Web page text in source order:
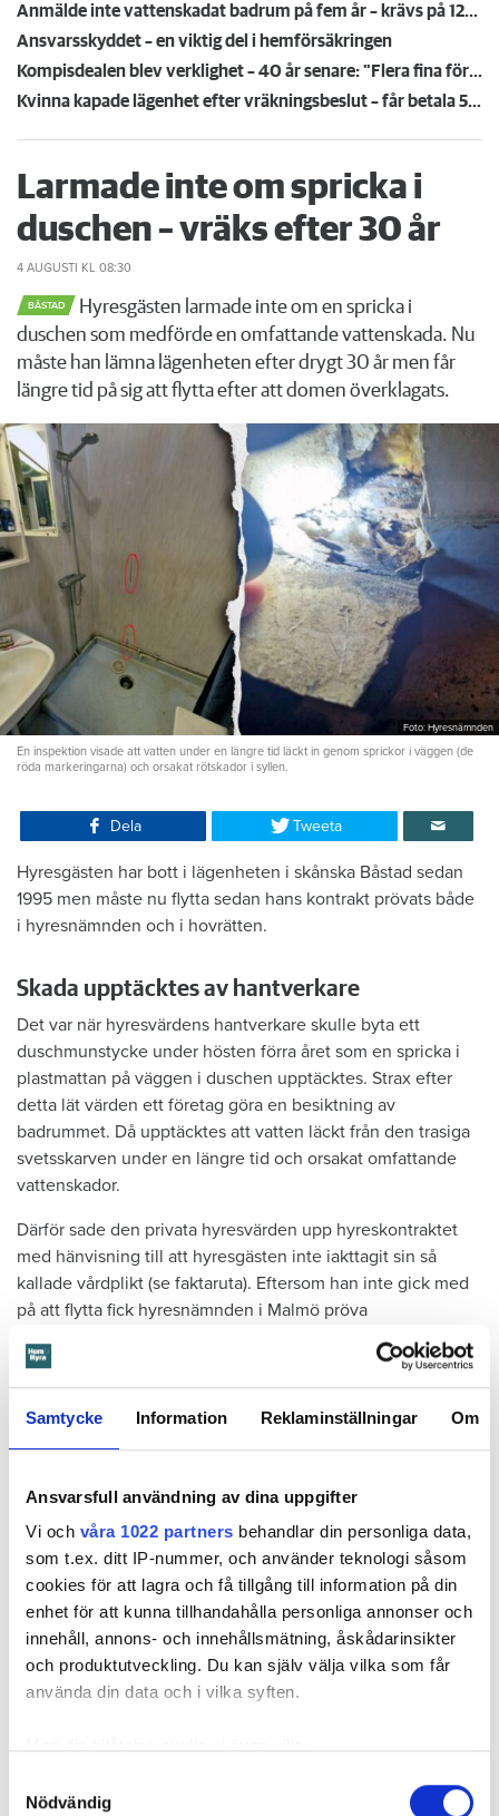
Samtycke Information Reklaminställningar Om
Ansvarsfull användning av dina uppgifter
Vi och våra 1022 partners behandlar din personliga data,
som t.ex. ditt IP-nummer, och använder teknologi såsom
cookies för att lagra och få tillgång till information på din
enhet för att kunna tillhandahålla personliga annonser och
innehåll, annons- och innehållsmätning, åskådarinsikter
och produktutveckling. Du kan själv välja vilka som får
använda din data och i vilka syften.
som kan ha en noggrannhet på upp till flera meter
Nödvändig
Anmälde inte vattenskadat badrum på fem år – krävs på 125 000 kronor
Ansvarsskyddet – en viktig del i hemförsäkringen
Kompisdealen blev verklighet – 40 år senare: "Flera fina fördelar med att dela bostad"
Kvinna kapade lägenhet efter vräkningsbeslut – får betala 50 000
Larmade inte om spricka i
duschen – vräks efter 30 år
4 AUGUSTI KL 08:30
BÅSTAD
Hyresgästen larmade inte om en spricka i
duschen som medförde en omfattande vattenskada. Nu
måste han lämna lägenheten efter drygt 30 år men får
längre tid på sig att flytta efter att domen överklagats.
Foto: Hyresnämnden
En inspektion visade att vatten under en längre tid läckt in genom sprickor i väggen (de
röda markeringarna) och orsakat rötskador i syllen.
Dela Tweeta
Hyresgästen har bott i lägenheten i skånska Båstad sedan
1995 men måste nu flytta sedan hans kontrakt prövats både
i hyresnämnden och i hovrätten.
Skada upptäcktes av hantverkare
Det var när hyresvärdens hantverkare skulle byta ett
duschmunstycke under hösten förra året som en spricka i
plastmattan på väggen i duschen upptäcktes. Strax efter
detta lät värden ett företag göra en besiktning av
badrummet. Då upptäcktes att vatten läckt från den trasiga
svetsskarven under en längre tid och orsakat omfattande
vattenskador.
Därför sade den privata hyresvärden upp hyreskontraktet
med hänvisning till att hyresgästen inte iakttagit sin så
kallade vårdplikt (se faktaruta). Eftersom han inte gick med
på att flytta fick hyresnämnden i Malmö pröva
Hyresgästen borde ha upptäckt och larmat om glipan i duschväggen, menar
Hyresgästen själv menar att hyresvärden under hela den tid
han bott där varken gjort några inspektioner eller något
underhåll av badrummet, och att det är anledningen till att